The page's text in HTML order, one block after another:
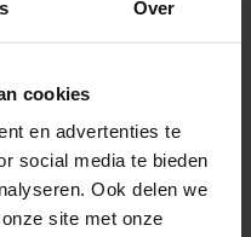
Over
cookies
en advertenties te
social media te bieden
Ook delen we
site met onze
gekleurde groei